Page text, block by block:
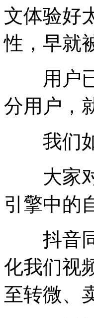
文体验好
性，早就
用户已
分用户，
我们如
大家对
引擎中的
抖音同
化我们视
至转微、